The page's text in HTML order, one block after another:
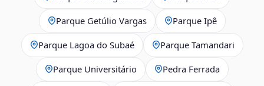
Parque Getúlio Vargas Parque Ipê
Parque Lagoa do Subaé Parque Tamandari
Parque Universitário Pedra Ferrada